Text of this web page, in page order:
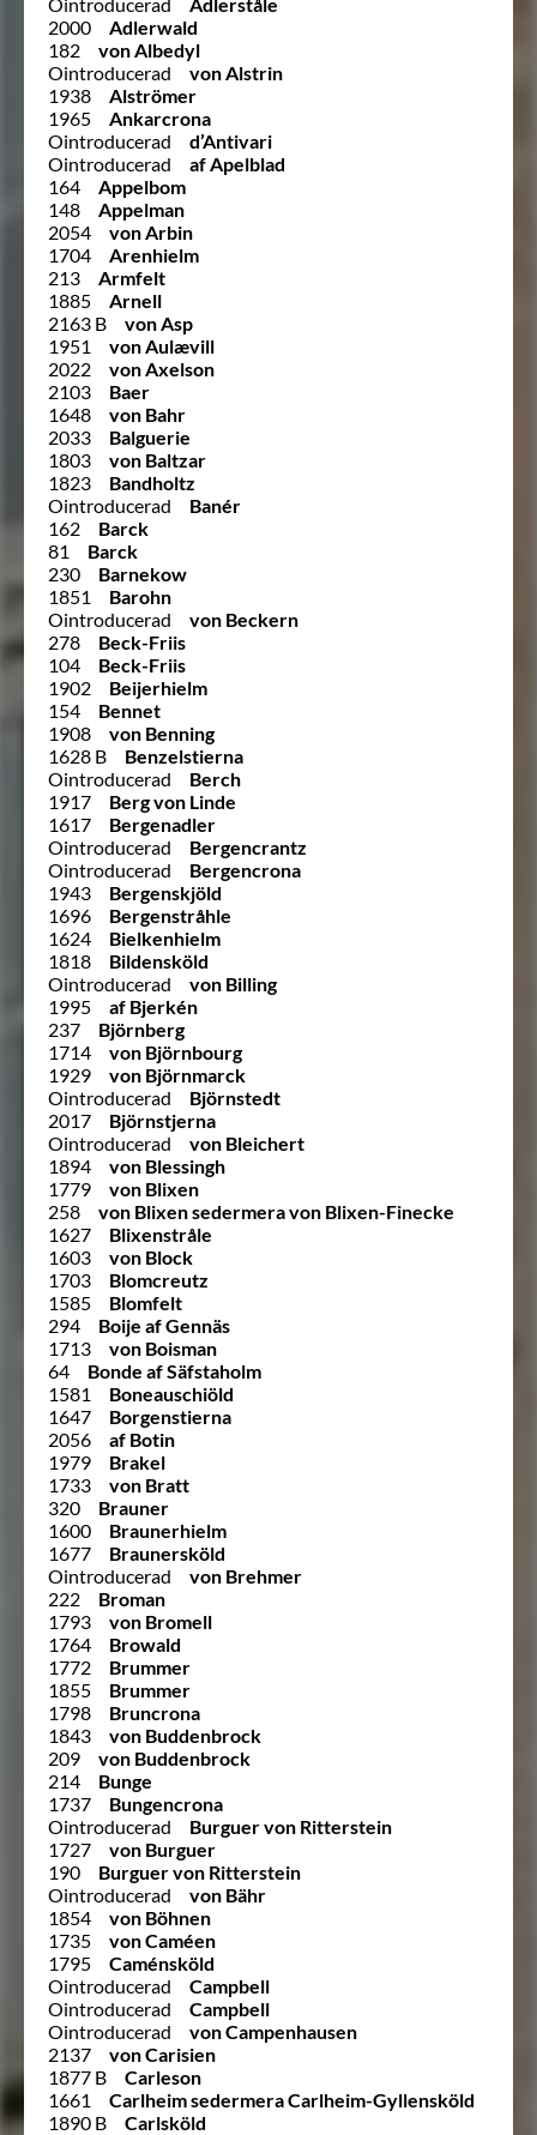
2000
Adlerwald
182
von Albedyl
Ointroducerad
von Alstrin
1938
Alströmer
1965
Ankarcrona
Ointroducerad
d’Antivari
Ointroducerad
af Apelblad
164
Appelbom
148
Appelman
2054
von Arbin
1704
Arenhielm
213
Armfelt
1885
Arnell
2163 B
von Asp
1951
von Aulævill
2022
von Axelson
2103
Baer
1648
von Bahr
2033
Balguerie
1803
von Baltzar
1823
Bandholtz
Ointroducerad
Banér
162
Barck
81
Barck
230
Barnekow
1851
Barohn
Ointroducerad
von Beckern
278
Beck-Friis
104
Beck-Friis
1902
Beijerhielm
154
Bennet
1908
von Benning
1628 B
Benzelstierna
Ointroducerad
Berch
1917
Berg von Linde
1617
Bergenadler
Ointroducerad
Bergencrantz
Ointroducerad
Bergencrona
1943
Bergenskjöld
1696
Bergenstråhle
1624
Bielkenhielm
1818
Bildensköld
Ointroducerad
von Billing
1995
af Bjerkén
237
Björnberg
1714
von Björnbourg
1929
von Björnmarck
Ointroducerad
Björnstedt
2017
Björnstjerna
Ointroducerad
von Bleichert
1894
von Blessingh
1779
von Blixen
258
von Blixen sedermera von Blixen-Finecke
1627
Blixenstråle
1603
von Block
1703
Blomcreutz
1585
Blomfelt
294
Boije af Gennäs
1713
von Boisman
64
Bonde af Säfstaholm
1581
Boneauschiöld
1647
Borgenstierna
2056
af Botin
1979
Brakel
1733
von Bratt
320
Brauner
1600
Braunerhielm
1677
Braunersköld
Ointroducerad
von Brehmer
222
Broman
1793
von Bromell
1764
Browald
1772
Brummer
1855
Brummer
1798
Bruncrona
1843
von Buddenbrock
209
von Buddenbrock
214
Bunge
1737
Bungencrona
Ointroducerad
Burguer von Ritterstein
1727
von Burguer
190
Burguer von Ritterstein
Ointroducerad
von Bähr
1854
von Böhnen
1735
von Caméen
1795
Caménsköld
Ointroducerad
Campbell
Ointroducerad
Campbell
Ointroducerad
von Campenhausen
2137
von Carisien
1877 B
Carleson
1661
Carlheim sedermera Carlheim-Gyllensköld
1890 B
Carlsköld